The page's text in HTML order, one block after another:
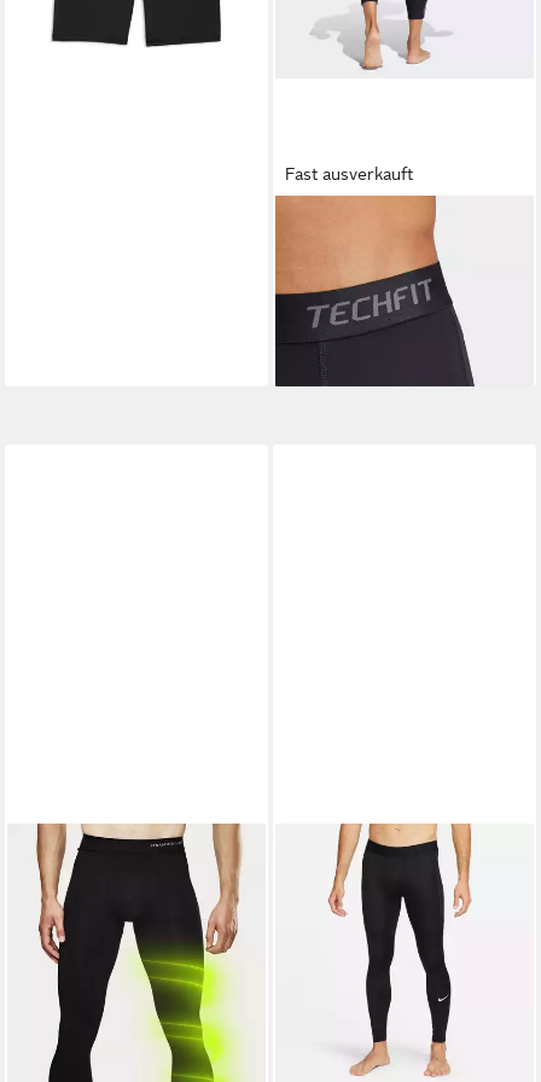
Fast ausverkauft
ADIDAS PERFORMANCE
Trainingstights TF 34 TIGHT
ab 29,99 € UVP35,00 €
-14%